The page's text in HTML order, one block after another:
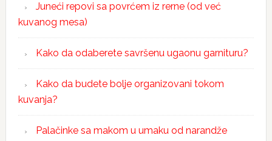
Juneći repovi sa povrćem iz rerne (od već
kuvanog mesa)
Kako da odaberete savršenu ugaonu garnituru?
Kako da budete bolje organizovani tokom
kuvanja?
Palačinke sa makom u umaku od narandže